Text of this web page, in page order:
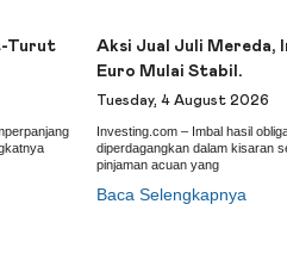
Turut
Aksi Jual Juli Mereda,
Euro Mulai Stabil.
Tuesday, 4 August 2026
Investing.com – Imbal hasil
diperdagangkan dalam kisaran
pinjaman acuan yang
Baca Selengkapnya